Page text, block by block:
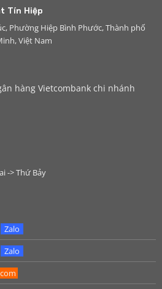
Tín Hiệp
Phường Hiệp Bình Phước, Thành phố
Việt Nam
hàng Vietcombank chi nhánh
-> Thứ Bảy
Zalo
Zalo